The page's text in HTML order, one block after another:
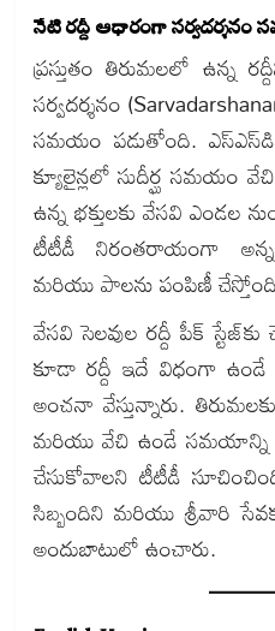
నేటి రద్దీ ఆధారంగా
ప్రస్తుతం తిరుమలలో ఉన్న
సర్వదర్శనం
సమయం పడుతోంది. ఎస్‌ఎస్‌డి
క్యూలైన్లలో సుదీర్ఘ సమయం
ఉన్న భక్తులకు వేసవి ఎండల
టీటీడీ నిరంతరాయంగా
మరియు పాలను పంపిణీ
వేసవి సెలవుల రద్దీ పీక్
కూడా రద్దీ ఇదే విధంగా
అంచనా వేస్తున్నారు.
మరియు వేచి ఉండే సమయాన్ని
చేసుకోవాలని టీటీడీ
సిబ్బందిని మరియు శ్రీవారి
అందుబాటులో ఉంచారు.